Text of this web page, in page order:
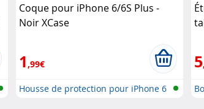
Coque pour iPhone 6/6S Plus -
Noir XCase
1 ,99€
Housse de protection pour iPhone 6
5